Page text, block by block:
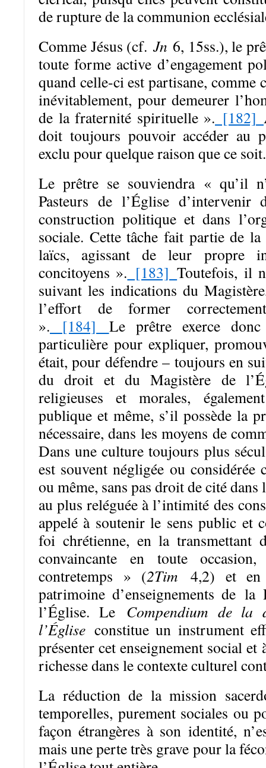
de rupture de la communion
Comme Jésus (cf. Jn6, 15ss.), le
toute forme active d’engagement
quand celle-ci est partisane, comme
inévitablement, pour demeurer
de la fraternité spirituelle ». [182]
doit toujours pouvoir accéder au
exclu pour quelque raison que ce soit.
Le prêtre se souviendra « qu’il
Pasteurs de l’Église d’intervenir
construction politique et dans
sociale. Cette tâche fait partie de
laïcs, agissant de leur propre
concitoyens ». [183]Toutefois, il
suivant les indications du
l’effort de former
». [184] Le prêtre exerce
particulière pour expliquer,
était, pour défendre – toujours en
du droit et du Magistère de
religieuses et morales,
publique et même, s’il possède la
nécessaire, dans les moyens de
Dans une culture toujours plus
est souvent négligée ou considérée
ou même, sans pas droit de cité
au plus reléguée à l’intimité des
appelé à soutenir le sens public et
foi chrétienne, en la transmettant
convaincante en toute
contretemps » (2Tim 4,2) et en
patrimoine d’enseignements de
l’Église. Le Compendium de la
l’Église constitue un instrument
présenter cet enseignement social
richesse dans le contexte culturel
La réduction de la mission
temporelles, purement sociales ou
façon étrangères à son identité,
mais une perte très grave pour la